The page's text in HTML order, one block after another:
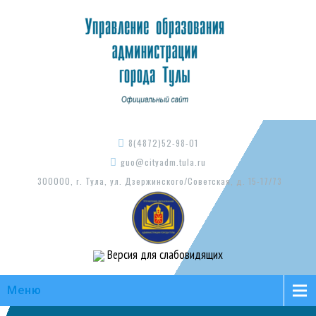
8(4872)52-98-01
guo@cityadm.tula.ru
300000, г. Тула, ул. Дзержинского/Советская, д. 15-17/73
Версия для слабовидящих
Меню